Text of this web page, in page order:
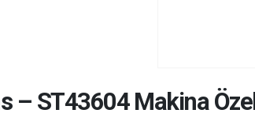
– ST43604Makina